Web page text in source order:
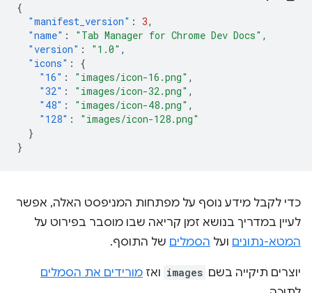
{
"manifest_version" : 3,
"name" : "Tab Manager for Chrome Dev Docs" ,
"version" : "1.0" ,
"icons" :
{
"16" : "images/icon-16.png" ,
"32" : "images/icon-32.png" ,
"48" : "images/icon-48.png" ,
"128" :
"images/icon-128.png"
}
}
כדי לקבל מידע נוסף על מפתחות המניפסט האלה, אפשר
לעיין במדריך בנושא זמן קריאה שבו מוסבר בפירוט על
המטא-נתונים ועל הסמלים של התוסף.
יוצרים תיקייה בשם images ואז מורידים את הסמלים